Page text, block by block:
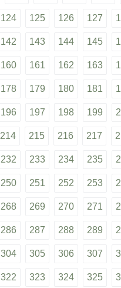
124 125 126 127
142 143 144 145
160 161 162 163
178 179 180 181
196 197 198 199
214 215 216 217
232 233 234 235
250 251 252 253
268 269 270 271
286 287 288 289
304 305 306 307
322 323 324 325